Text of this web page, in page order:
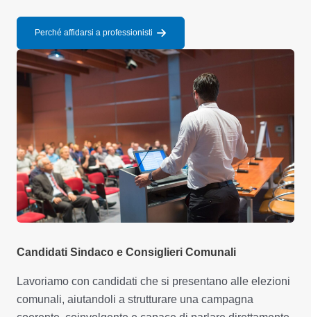
Perché affidarsi a professionisti
Candidati Sindaco e Consiglieri Comunali
Lavoriamo con candidati che si presentano alle elezioni
comunali, aiutandoli a strutturare una campagna